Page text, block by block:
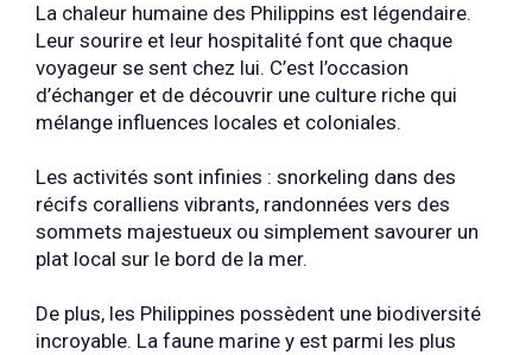
La chaleur humaine des Philippins est légendaire.
Leur sourire et leur hospitalité font que chaque
voyageur se sent chez lui. C’est l’occasion
d’échanger et de découvrir une culture riche qui
mélange influences locales et coloniales.
Les activités sont infinies : snorkeling dans des
récifs coralliens vibrants, randonnées vers des
sommets majestueux ou simplement savourer un
plat local sur le bord de la mer.
De plus, les Philippines possèdent une biodiversité
incroyable. La faune marine y est parmi les plus